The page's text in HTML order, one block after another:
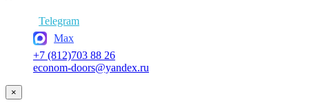
Telegram
Max
+7 (812)703 88 26
econom-doors@yandex.ru
×